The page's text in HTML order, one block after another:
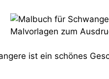
ist ein schönes